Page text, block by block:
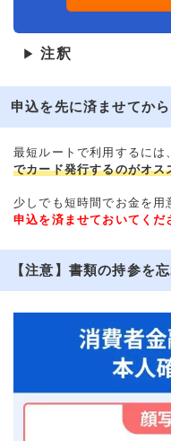
▶ 注釈
申込を先に済ませてか
最短ルートで利用するには
でカード発行するのがオス
少しでも短時間でお金を用
申込を済ませておいてくだ
【注意】書類の持参を